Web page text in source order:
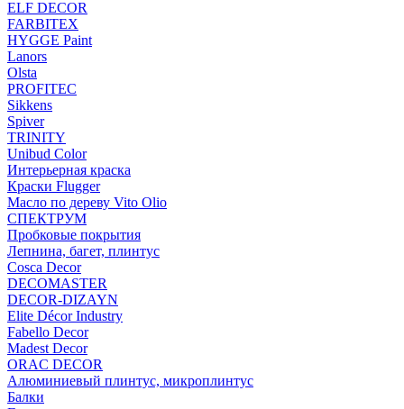
ELF DECOR
FARBITEX
HYGGE Paint
Lanors
Olsta
PROFITEC
Sikkens
Spiver
TRINITY
Unibud Color
Интерьерная краска
Краски Flugger
Масло по дереву Vito Olio
СПЕКТРУМ
Пробковые покрытия
Лепнина, багет, плинтус
Cosca Decor
DECOMASTER
DECOR-DIZAYN
Elite Décor Industry
Fabello Decor
Madest Decor
ORAC DECOR
Алюминиевый плинтус, микроплинтус
Балки